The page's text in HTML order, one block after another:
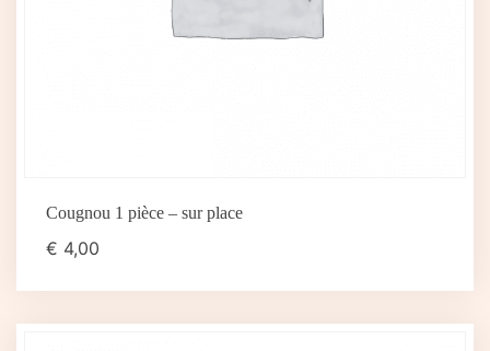
Cougnou 1 pièce – sur place
€ 4,00